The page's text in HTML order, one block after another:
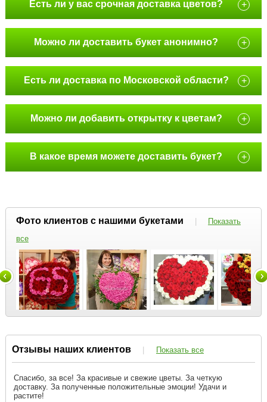
Есть ли у вас срочная доставка цветов? +
Можно ли доставить букет анонимно? +
Есть ли доставка по Московской области? +
Можно ли добавить открытку к цветам? +
В какое время можете доставить букет? +
Фото клиентов с нашими букетами |
Показать
все
Отзывы наших клиентов | Показать все
Спасибо, за все! За красивые и свежие цветы. За четкую
доставку. За полученные положительные эмоции! Удачи и
растите!